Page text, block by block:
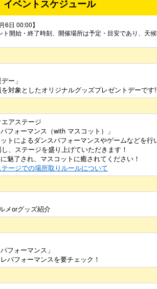
ベントスケジュール
6日 00:00】
開始・終了時刻、開催場所は予定・目安であり、天
ー」
対象としたオリジナルグッズプレゼントデーです
エアステージ
フォーマンス（with マスコット）」
トによるダンスパフォーマンスやゲームなどを行
、ステージを盛り上げていただきます！
魅了され、マスコットに癒されてください！
ージでの場所取りルールについて
メorグッズ紹介
フォーマンス」
パフォーマンスを要チェック！